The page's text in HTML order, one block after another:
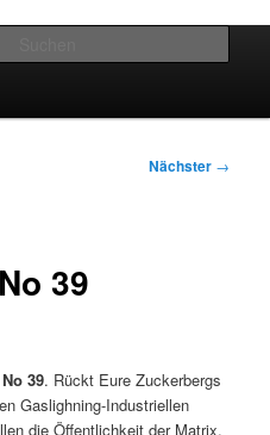
Nächster →
39
39. Rückt Eure Zuckerbergs
Gaslighning-Industriellen
die Öffentlichkeit der Matrix.